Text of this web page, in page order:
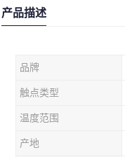
产品描述
品牌
触点类型
温度范围
产地